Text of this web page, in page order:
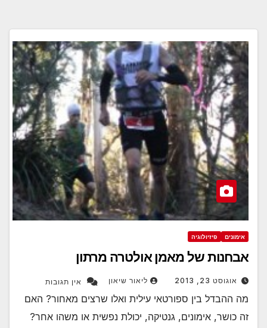
אימונים פיזיולוגיה
אבחנות של מאמן אולטרה מרתון
אוגוסט 23, 2013 ליאור שיאון אין תגובות
מה ההבדל בין ספורטאי עילית ואלו שרצים מאחור? האם
זה כושר, אימונים, גנטיקה, יכולת נפשית או משהו אחר?